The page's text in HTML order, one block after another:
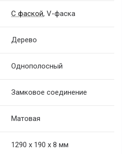
С фаской, V-фаска
Дерево
Однополосный
Замковое соединение
Матовая
1290 х 190 х 8 мм